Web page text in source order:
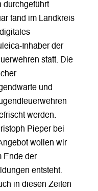
durchgeführt
fand im Landkreis
Inhaber der
statt. Die
und
werden.
Pieper bei
wollen wir
Ende der
entsteht.
in diesen Zeiten